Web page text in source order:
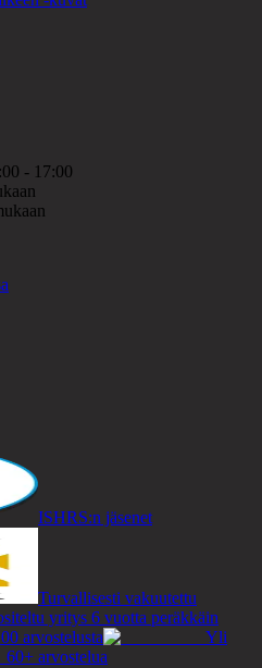
- 17:00
ISHRS:n jäsenet
Turvallisesti vakuutettu
yritys 6 vuotta peräkkäin
arvostelusta
Yli
60+ arvostelua